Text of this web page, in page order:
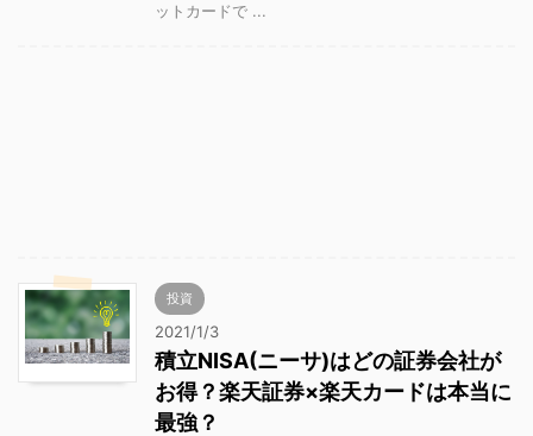
ットカードで ...
投資
2021/1/3
積立NISA(ニーサ)はどの証券会社が
お得？楽天証券×楽天カードは本当に
最強？